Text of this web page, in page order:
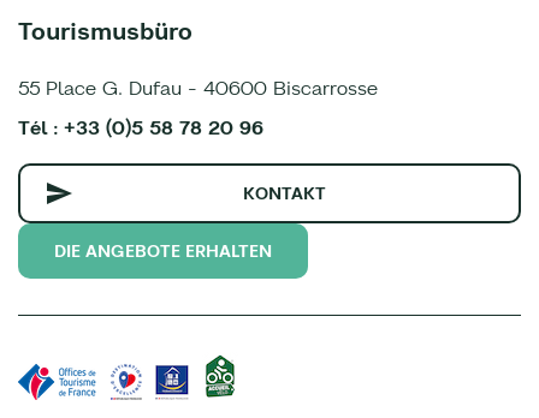
Tourismusbüro
55 Place G. Dufau - 40600 Biscarrosse
Tél : +33 (0)5 58 78 20 96
KONTAKT
DIE ANGEBOTE ERHALTEN